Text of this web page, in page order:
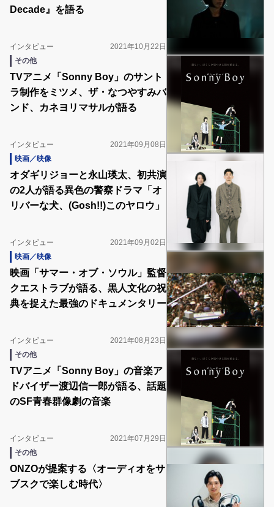
Decade』を語る
インタビュー
2021年10月22日
その他
TVアニメ「Sonny Boy」のサント
ラ制作をミツメ、ザ・なつやすみバ
ンド、カネヨリマサルが語る
インタビュー
2021年09月08日
映画／映像
オダギリジョーと永山瑛太、初共演
の2人が語る異色の警察ドラマ「オ
リバーな犬、(Gosh!!)このヤロウ」
インタビュー
2021年09月02日
映画／映像
映画「サマー・オブ・ソウル」監督
クエストラブが語る、黒人文化の祝
典を捉えた最強のドキュメンタリー
インタビュー
2021年08月23日
その他
TVアニメ「Sonny Boy」の音楽ア
ドバイザー渡辺信一郎が語る、話題
のSF青春群像劇の音楽
インタビュー
2021年07月29日
その他
ONZOが提案する〈オーディオをサ
ブスクで楽しむ時代〉